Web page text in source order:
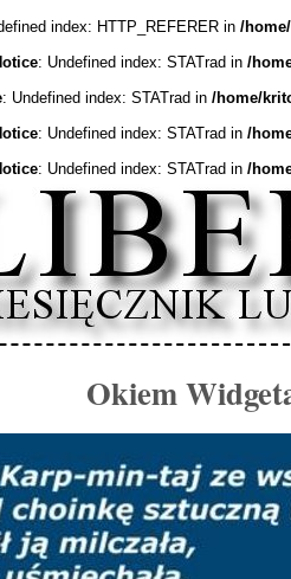
index: HTTP_REFERER in /
: Undefined index: STATrad in /
: Undefined index: STATrad in /home/
: Undefined index: STATrad in /
: Undefined index: STATrad in /
Okiem